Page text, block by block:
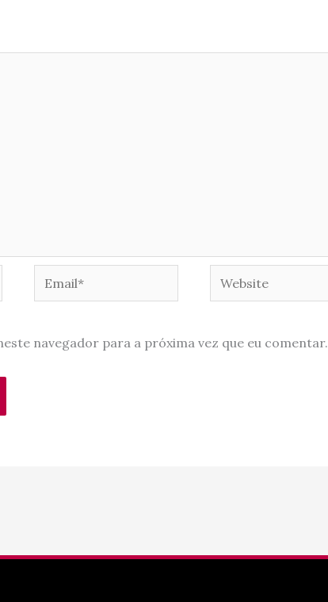
Website
navegador para a próxima vez que eu comentar.